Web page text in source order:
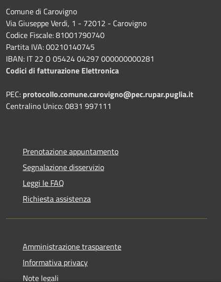
Comune di Carovigno
Via Giuseppe Verdi, 1 - 72012 - Carovigno
Codice Fiscale: 81001790740
Partita IVA: 00210140745
IBAN: IT 22 O 05424 04297 000000000281
Codici di fatturazione Elettronica
PEC: protocollo.comune.carovigno@pec.rupar.puglia.it
Centralino Unico: 0831 997111
Prenotazione appuntamento
Segnalazione disservizio
Leggi le FAQ
Richiesta assistenza
Amministrazione trasparente
Informativa privacy
Note legali